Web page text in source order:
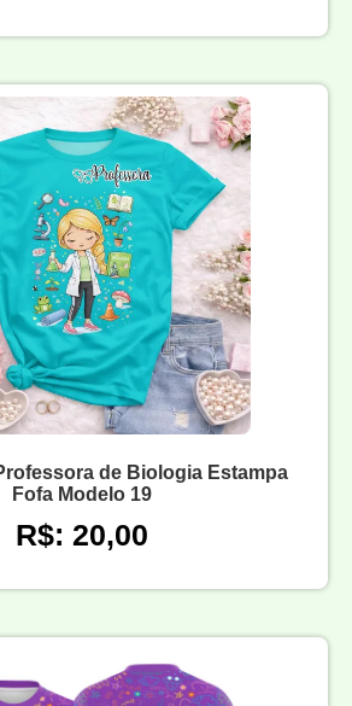
de Biologia Estampa
Fofa Modelo 19
R$: 20,00